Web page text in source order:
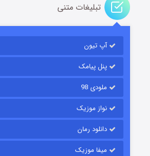
باب اسفنجی فصل ۱۷
قسمت6 (زیرنویس)
تبلیغات متنی
آپ تیون
پنل پیامک
ملودی 98
نواز موزیک
دانلود رمان
میفا موزیک